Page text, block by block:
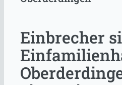
Einbrecher